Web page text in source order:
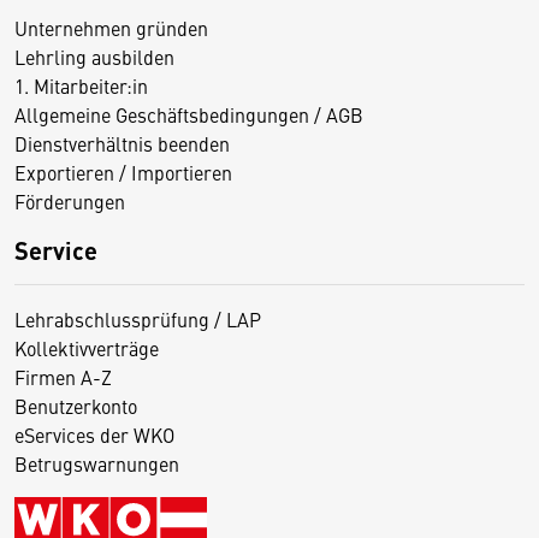
Unternehmen gründen
Lehrling ausbilden
1. Mitarbeiter:in
Allgemeine Geschäftsbedingungen / AGB
Dienstverhältnis beenden
Exportieren / Importieren
Förderungen
Service
Lehrabschlussprüfung / LAP
Kollektivverträge
Firmen A-Z
Benutzerkonto
eServices der WKO
Betrugswarnungen